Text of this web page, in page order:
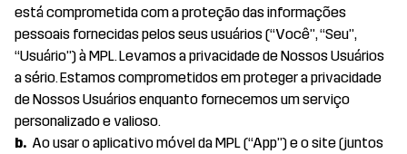
está comprometida com a proteção das informações
pessoais fornecidas pelos seus usuários (“Você”, “Seu”,
“Usuário”) à MPL. Levamos a privacidade de Nossos Usuários
a sério. Estamos comprometidos em proteger a privacidade
de Nossos Usuários enquanto fornecemos um serviço
personalizado e valioso.
b. Ao usar o aplicativo móvel da MPL (“App”) e o site (juntos